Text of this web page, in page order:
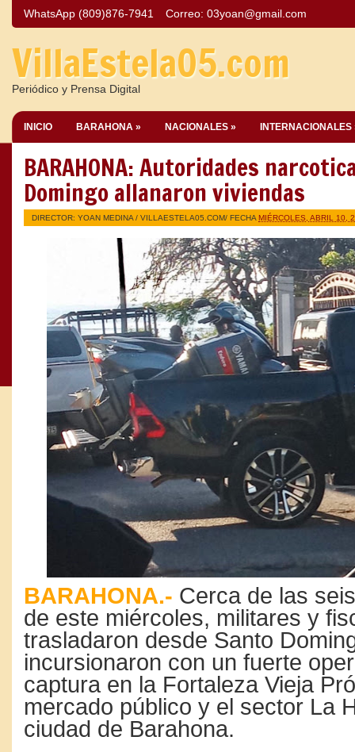
WhatsApp (809)876-7941 Correo: 03yoan@gmail.com
VillaEstela05.com
Periódico y Prensa Digital
INICIO BARAHONA » NACIONALES » INTERNACIONALES
BARAHONA: Autoridades
Domingo allanaron viviendas
DIRECTOR: YOAN MEDINA / VILLAESTELA05.COM/ FECHA MIÉRCOLES, ABRIL 10,
BARAHONA.- Cerca de las
de este miércoles, militares y
trasladaron desde Santo
incursionaron con un fuerte
captura en la Fortaleza Vieja
mercado público y el sector La
ciudad de Barahona.